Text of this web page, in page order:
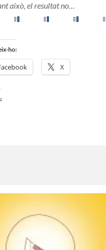
això, el resultat no…
ho:
X